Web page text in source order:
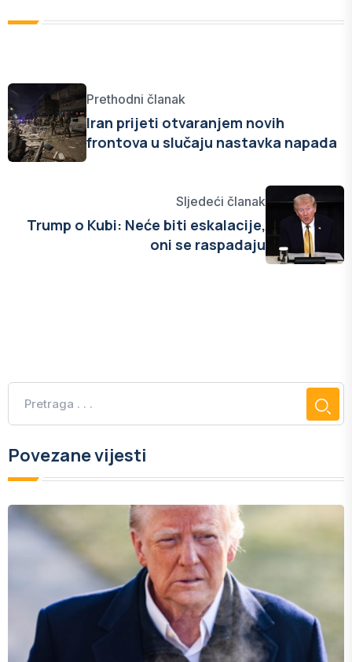
Prethodni članak
Iran prijeti otvaranjem novih
frontova u slučaju nastavka napada
Sljedeći članak
Trump o Kubi: Neće biti eskalacije,
oni se raspadaju
Povezane vijesti